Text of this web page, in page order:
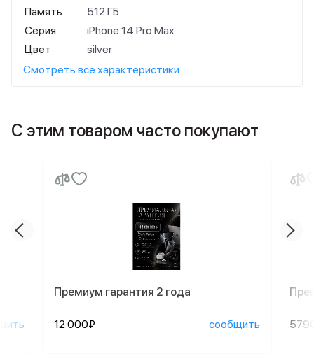
Память
512 ГБ
Серия
iPhone 14 Pro Max
Цвет
silver
Смотреть все характеристики
С этим товаром часто покупают
Премиум гарантия 2 года
12 000₽ сообщить